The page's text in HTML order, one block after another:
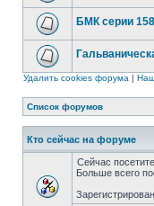
БМК серии
Удалить cookies форума |
Список форумов
Кто сейчас на форуме
Сейчас
Больше всего